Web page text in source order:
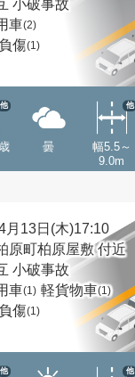
小破事故
車(2)
負傷(1)
他
曇
幅5.5～
9.0m
他
月13日(木)17:10
原町柏原屋敷 付近
小破事故
車(1) 軽貨物車(1)
負傷(1)
他 他